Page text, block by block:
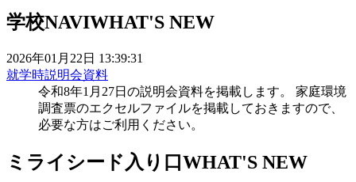
学校NAVIWHAT'S NEW
2026年01月22日 13:39:31
就学時説明会資料
令和8年1月27日の説明会資料を掲載します。 家庭環境
調査票のエクセルファイルを掲載しておきますので、
必要な方はご利用ください。
ミライシード入り口 WHAT'S NEW